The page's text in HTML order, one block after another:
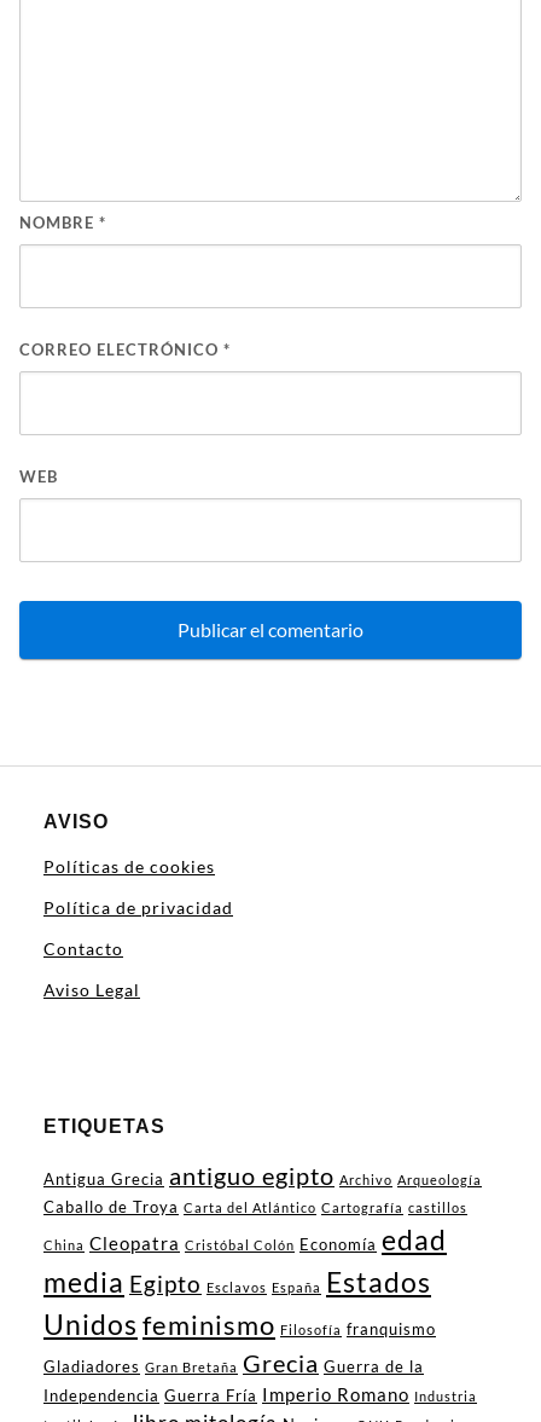
NOMBRE *
CORREO ELECTRÓNICO *
WEB
AVISO
Políticas de cookies
Política de privacidad
Contacto
Aviso Legal
ETIQUETAS
Antigua Grecia antiguo egipto Archivo Arqueología
Caballo de Troya Carta del Atlántico Cartografía castillos
China Cleopatra Cristóbal Colón Economía edad
media Egipto Esclavos España
Estados
Unidos feminismo Filosofía franquismo
Gladiadores Gran Bretaña Grecia Guerra de la
Independencia Guerra Fría Imperio Romano Industria